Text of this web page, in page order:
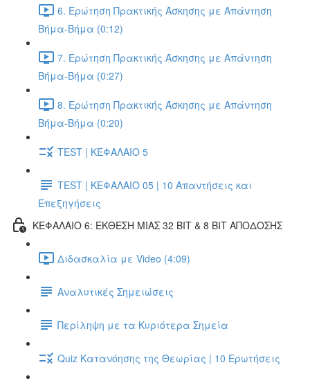
6. Ερώτηση Πρακτικής Άσκησης με Απάντηση
Βήμα-Βήμα (0:12)
7. Ερώτηση Πρακτικής Άσκησης με Απάντηση
Βήμα-Βήμα (0:27)
8. Ερώτηση Πρακτικής Άσκησης με Απάντηση
Βήμα-Βήμα (0:20)
TEST | ΚΕΦΑΛΑΙΟ 5
TEST | ΚΕΦΑΛΑΙΟ 05 | 10 Απαντήσεις και
Επεξηγήσεις
ΚΕΦΑΛΑΙΟ 6: ΕΚΘΕΣΗ ΜΙΑΣ 32 BIT & 8 BIT ΑΠΟΔΟΣΗΣ
Διδασκαλία με Video (4:09)
Αναλυτικές Σημειώσεις
Περίληψη με τα Κυριότερα Σημεία
Quiz Κατανόησης της Θεωρίας | 10 Ερωτήσεις